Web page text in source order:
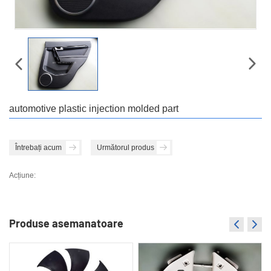
automotive plastic injection molded part
Întrebați acum Următorul produs
Acțiune:
Produse asemanatoare